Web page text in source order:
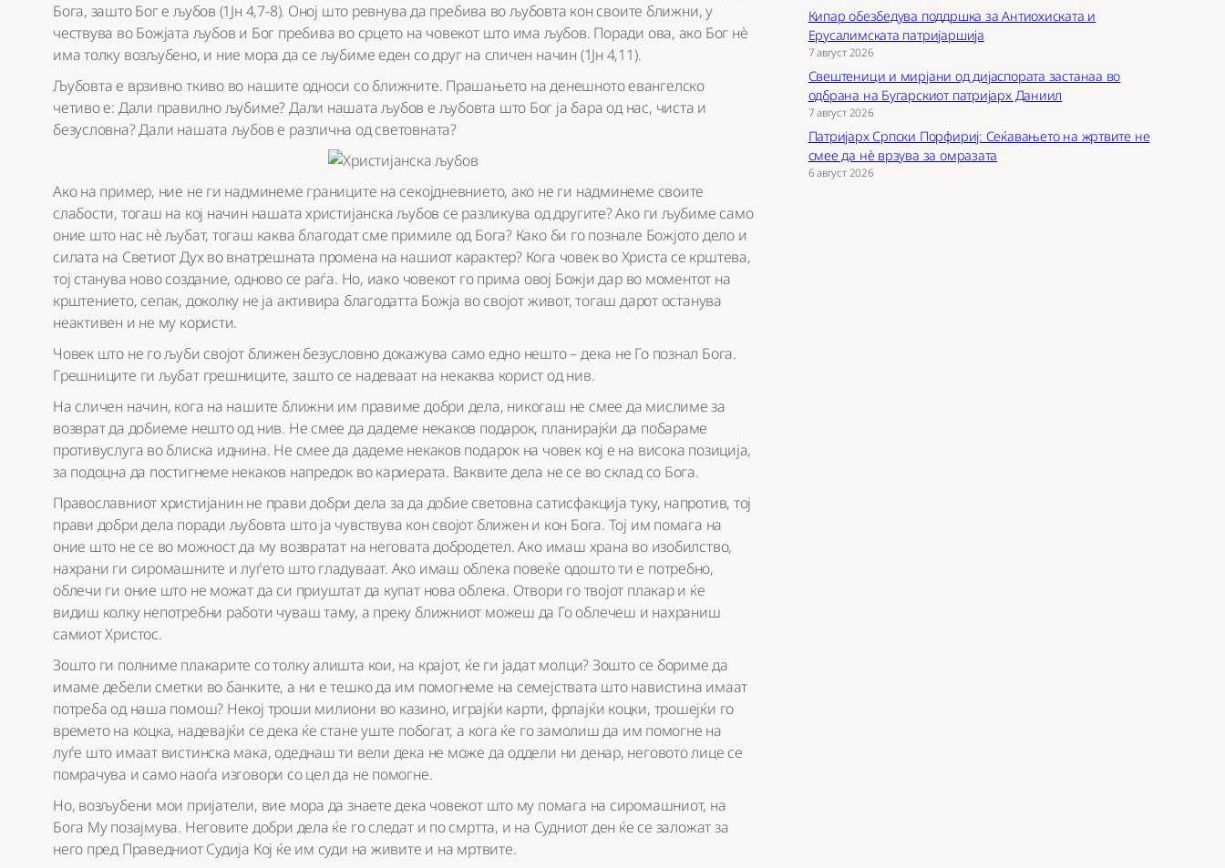
Бога, зашто Бог е љубов (1Јн 4,7-8). Оној што ревнува да пребива во љубовта кон своите ближни, у
чествува во Божјата љубов и Бог пребива во срцето на човекот што има љубов. Поради ова, ако Бог нѐ
има толку возљубено, и ние мора да се љубиме еден со друг на сличен начин (1Јн 4,11).
Љубовта е врзивно ткиво во нашите односи со ближните. Прашањето на денешното евангелско
четиво е: Дали правилно љубиме? Дали нашата љубов е љубовта што Бог ја бара од нас, чиста и
безусловна? Дали нашата љубов е различна од световната?
Ако на пример, ние не ги надминеме границите на секојдневнието, ако не ги надминеме своите
слабости, тогаш на кој начин нашата христијанска љубов се разликува од другите? Ако ги љубиме само
оние што нас нѐ љубат, тогаш каква благодат сме примиле од Бога? Како би го познале Божјото дело и
силата на Светиот Дух во внатрешната промена на нашиот карактер? Кога човек во Христа се крштева,
тој станува ново создание, одново се раѓа. Но, иако човекот го прима овој Божји дар во моментот на
крштението, сепак, доколку не ја активира благодатта Божја во својот живот, тогаш дарот останува
неактивен и не му користи.
Човек што не го љуби својот ближен безусловно докажува само едно нешто – дека не Го познал Бога.
Грешниците ги љубат грешниците, зашто се надеваат на некаква корист од нив.
На сличен начин, кога на нашите ближни им правиме добри дела, никогаш не смее да мислиме за
возврат да добиеме нешто од нив. Не смее да дадеме некаков подарок, планирајќи да побараме
противуслуга во блиска иднина. Не смее да дадеме некаков подарок на човек кој е на висока позиција,
за подоцна да постигнеме некаков напредок во кариерата. Ваквите дела не се во склад со Бога.
Православниот христијанин не прави добри дела за да добие световна сатисфакција туку, напротив, тој
прави добри дела поради љубовта што ја чувствува кон својот ближен и кон Бога. Тој им помага на
оние што не се во можност да му возвратат на неговата добродетел. Ако имаш храна во изобилство,
нахрани ги сиромашните и луѓето што гладуваат. Ако имаш облека повеќе одошто ти е потребно,
облечи ги оние што не можат да си приуштат да купат нова облека. Отвори го твојот плакар и ќе
видиш колку непотребни работи чуваш таму, а преку ближниот можеш да Го облечеш и нахраниш
самиот Христос.
Зошто ги полниме плакарите со толку алишта кои, на крајот, ќе ги јадат молци? Зошто се бориме да
имаме дебели сметки во банките, а ни е тешко да им помогнеме на семејствата што навистина имаат
потреба од наша помош? Некој троши милиони во казино, играјќи карти, фрлајќи коцки, трошејќи го
времето на коцка, надевајќи се дека ќе стане уште побогат, а кога ќе го замолиш да им помогне на
луѓе што имаат вистинска мака, одеднаш ти вели дека не може да оддели ни денар, неговото лице се
помрачува и само наоѓа изговори со цел да не помогне.
Но, возљубени мои пријатели, вие мора да знаете дека човекот што му помага на сиромашниот, на
Бога Му позајмува. Неговите добри дела ќе го следат и по смртта, и на Судниот ден ќе се заложат за
него пред Праведниот Судија Кој ќе им суди на живите и на мртвите.
Кипар обезбедува поддршка за Антиохиската и
Ерусалимската патријаршија
7 август 2026
Свештеници и мирјани од дијаспората застанаа во
одбрана на Бугарскиот патријарх Даниил
7 август 2026
Патријарх Српски Порфириј: Сеќавањето на жртвите не
смее да нѐ врзува за омразата
6 август 2026